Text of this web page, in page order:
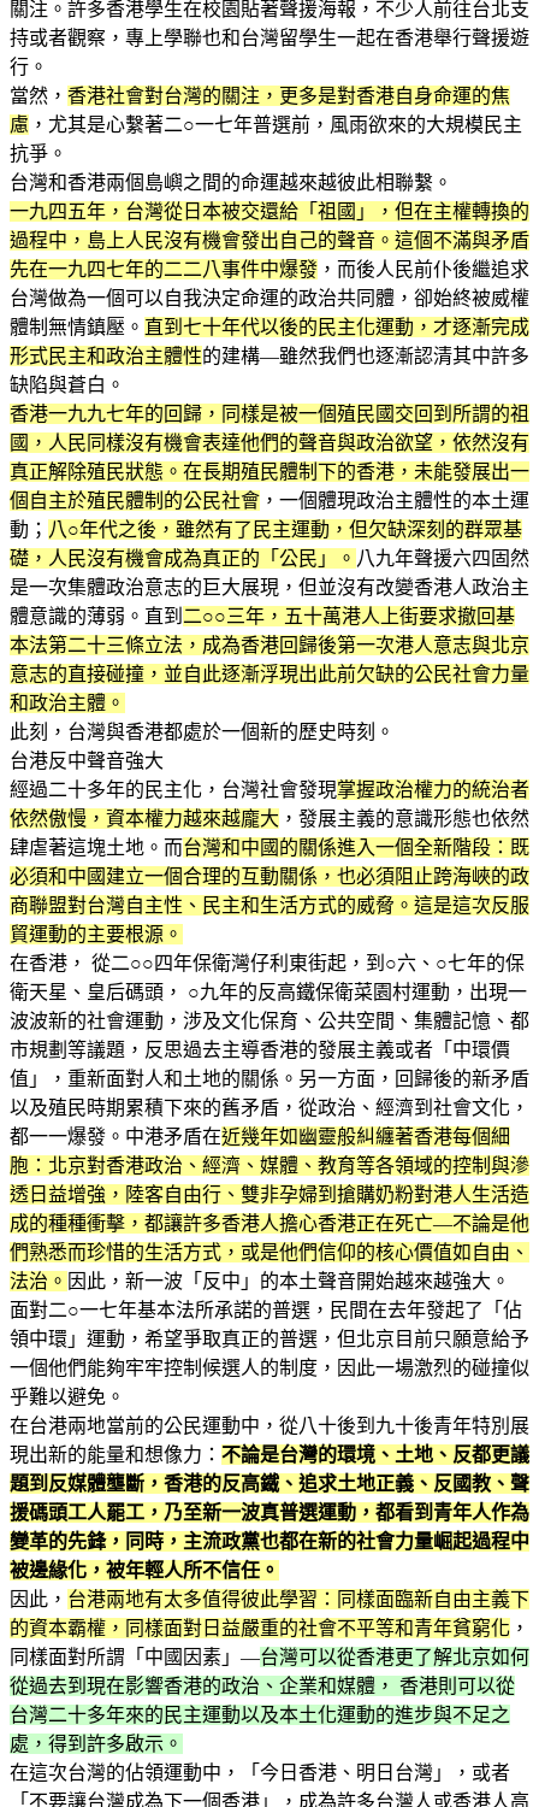
關注。許多香港學生在校園貼著聲援海報，不少人前往台北支
持或者觀察，專上學聯也和台灣留學生一起在香港舉行聲援遊
行。
當然， 香港社會對台灣的關注，更多是對香港自身命運的焦
慮 ，尤其是心繫著二○一七年普選前，風雨欲來的大規模民主
抗爭。
台灣和香港兩個島嶼之間的命運越來越彼此相聯繫。
一九四五年，台灣從日本被交還給「祖國」，但在主權轉換的
過程中，島上人民沒有機會發出自己的聲音。這個不滿與矛盾
先在一九四七年的二二八事件中爆發 ，而後人民前仆後繼追求
台灣做為一個可以自我決定命運的政治共同體，卻始終被威權
體制無情鎮壓。 直到七十年代以後的民主化運動，才逐漸完成
形式民主和政治主體性的建構—雖然我們也逐漸認清其中許多
缺陷與蒼白。
香港一九九七年的回歸，同樣是被一個殖民國交回到所謂的祖
國，人民同樣沒有機會表達他們的聲音與政治欲望，依然沒有
真正解除殖民狀態。在長期殖民體制下的香港，未能發展出一
個自主於殖民體制的公民社會 ，一個體現政治主體性的本土運
動； 八○年代之後，雖然有了民主運動，但欠缺深刻的群眾基
礎，人民沒有機會成為真正的「公民」。 八九年聲援六四固然
是一次集體政治意志的巨大展現，但並沒有改變香港人政治主
體意識的薄弱。直到 二○○三年，五十萬港人上街要求撤回基
本法第二十三條立法，成為香港回歸後第一次港人意志與北京
意志的直接碰撞，並自此逐漸浮現出此前欠缺的公民社會力量
和政治主體。
此刻，台灣與香港都處於一個新的歷史時刻。
台港反中聲音強大
經過二十多年的民主化，台灣社會發現掌握政治權力的統治者
依然傲慢，資本權力越來越龐大 ，發展主義的意識形態也依然
肆虐著這塊土地。而台灣和中國的關係進入一個全新階段：既
必須和中國建立一個合理的互動關係，也必須阻止跨海峽的政
商聯盟對台灣自主性、民主和生活方式的威脅。這是這次反服
貿運動的主要根源。
在香港， 從二○○四年保衛灣仔利東街起，到○六、○七年的保
衛天星、皇后碼頭， ○九年的反高鐵保衛菜園村運動，出現一
波波新的社會運動，涉及文化保育、公共空間、集體記憶、都
市規劃等議題，反思過去主導香港的發展主義或者「中環價
值」，重新面對人和土地的關係。另一方面，回歸後的新矛盾
以及殖民時期累積下來的舊矛盾，從政治、經濟到社會文化，
都一一爆發。中港矛盾在近幾年如幽靈般糾纏著香港每個細
胞：北京對香港政治、經濟、媒體、教育等各領域的控制與滲
透日益增強，陸客自由行、雙非孕婦到搶購奶粉對港人生活造
成的種種衝擊，都讓許多香港人擔心香港正在死亡—不論是他
們熟悉而珍惜的生活方式，或是他們信仰的核心價值如自由、
法治。 因此，新一波「反中」的本土聲音開始越來越強大。
面對二○一七年基本法所承諾的普選，民間在去年發起了「佔
領中環」運動，希望爭取真正的普選，但北京目前只願意給予
一個他們能夠牢牢控制候選人的制度，因此一場激烈的碰撞似
乎難以避免。
在台港兩地當前的公民運動中，從八十後到九十後青年特別展
現出新的能量和想像力： 不論是台灣的環境、土地、反都更議
題到反媒體壟斷，香港的反高鐵、追求土地正義、反國教、聲
援碼頭工人罷工，乃至新一波真普選運動，都看到青年人作為
變革的先鋒，同時，主流政黨也都在新的社會力量崛起過程中
被邊緣化，被年輕人所不信任。
因此， 台港兩地有太多值得彼此學習：同樣面臨新自由主義下
的資本霸權，同樣面對日益嚴重的社會不平等和青年貧窮化 ，
同樣面對所謂「中國因素」—台灣可以從香港更了解北京如何
從過去到現在影響香港的政治、企業和媒體， 香港則可以從
台灣二十多年來的民主運動以及本土化運動的進步與不足之
處，得到許多啟示。
在這次台灣的佔領運動中，「今日香港、明日台灣」，或者
「不要讓台灣成為下一個香港」，成為許多台灣人或香港人高